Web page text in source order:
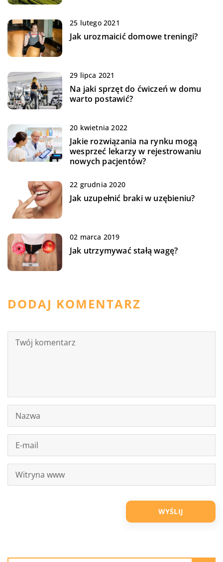
25 lutego 2021
Jak urozmaicić domowe treningi?
29 lipca 2021
Na jaki sprzęt do ćwiczeń w domu
warto postawić?
20 kwietnia 2022
Jakie rozwiązania na rynku mogą
wesprzeć lekarzy w rejestrowaniu
nowych pacjentów?
22 grudnia 2020
Jak uzupełnić braki w uzębieniu?
02 marca 2019
Jak utrzymywać stałą wagę?
DODAJ KOMENTARZ